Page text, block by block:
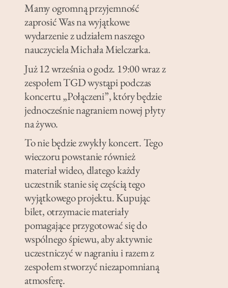
Mamy ogromną przyjemność
zaprosić Was na wyjątkowe
wydarzenie z udziałem naszego
nauczyciela Michała Mielczarka.
Już 12 września o godz. 19:00 wraz z
zespołem TGD wystąpi podczas
koncertu „Połączeni”, który będzie
jednocześnie nagraniem nowej płyty
na żywo.
To nie będzie zwykły koncert. Tego
wieczoru powstanie również
materiał wideo, dlatego każdy
uczestnik stanie się częścią tego
wyjątkowego projektu. Kupując
bilet, otrzymacie materiały
pomagające przygotować się do
wspólnego śpiewu, aby aktywnie
uczestniczyć w nagraniu i razem z
zespołem stworzyć niezapomnianą
atmosferę.